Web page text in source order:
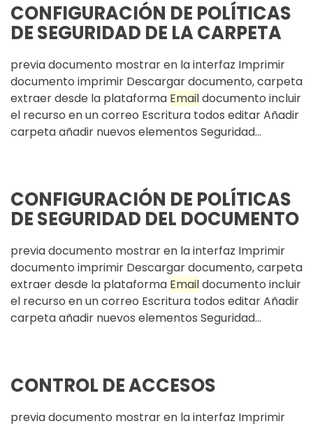
CONFIGURACIÓN DE POLÍTICAS
DE SEGURIDAD DE LA CARPETA
previa documento mostrar en la interfaz Imprimir
documento imprimir Descargar documento, carpeta
extraer desde la plataforma Emaildocumento incluir
el recurso en un correo Escritura todos editar Añadir
carpeta añadir nuevos elementos Seguridad...
CONFIGURACIÓN DE POLÍTICAS
DE SEGURIDAD DEL DOCUMENTO
previa documento mostrar en la interfaz Imprimir
documento imprimir Descargar documento, carpeta
extraer desde la plataforma Emaildocumento incluir
el recurso en un correo Escritura todos editar Añadir
carpeta añadir nuevos elementos Seguridad...
CONTROL DE ACCESOS
previa documento mostrar en la interfaz Imprimir